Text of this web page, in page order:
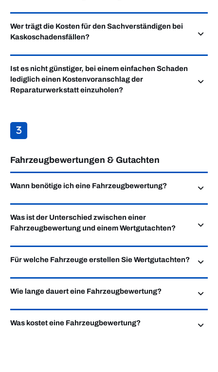
Wer trägt die Kosten für den Sachverständigen bei
Kaskoschadensfällen?
Ist es nicht günstiger, bei einem einfachen Schaden
lediglich einen Kostenvoranschlag der
Reparaturwerkstatt einzuholen?
Fahrzeugbewertungen & Gutachten
Wann benötige ich eine Fahrzeugbewertung?
Was ist der Unterschied zwischen einer
Fahrzeugbewertung und einem Wertgutachten?
Für welche Fahrzeuge erstellen Sie Wertgutachten?
Wie lange dauert eine Fahrzeugbewertung?
Was kostet eine Fahrzeugbewertung?